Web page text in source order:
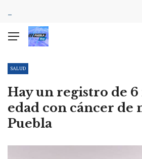
SALUD
Hay un registro de
edad con cáncer de
Puebla